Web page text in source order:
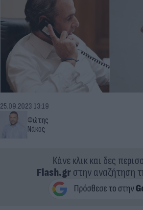
Φώτης
Νάκος
25.09.2023 13:19
Κάνε κλικ και δες
Flash.grστην αναζήτηση